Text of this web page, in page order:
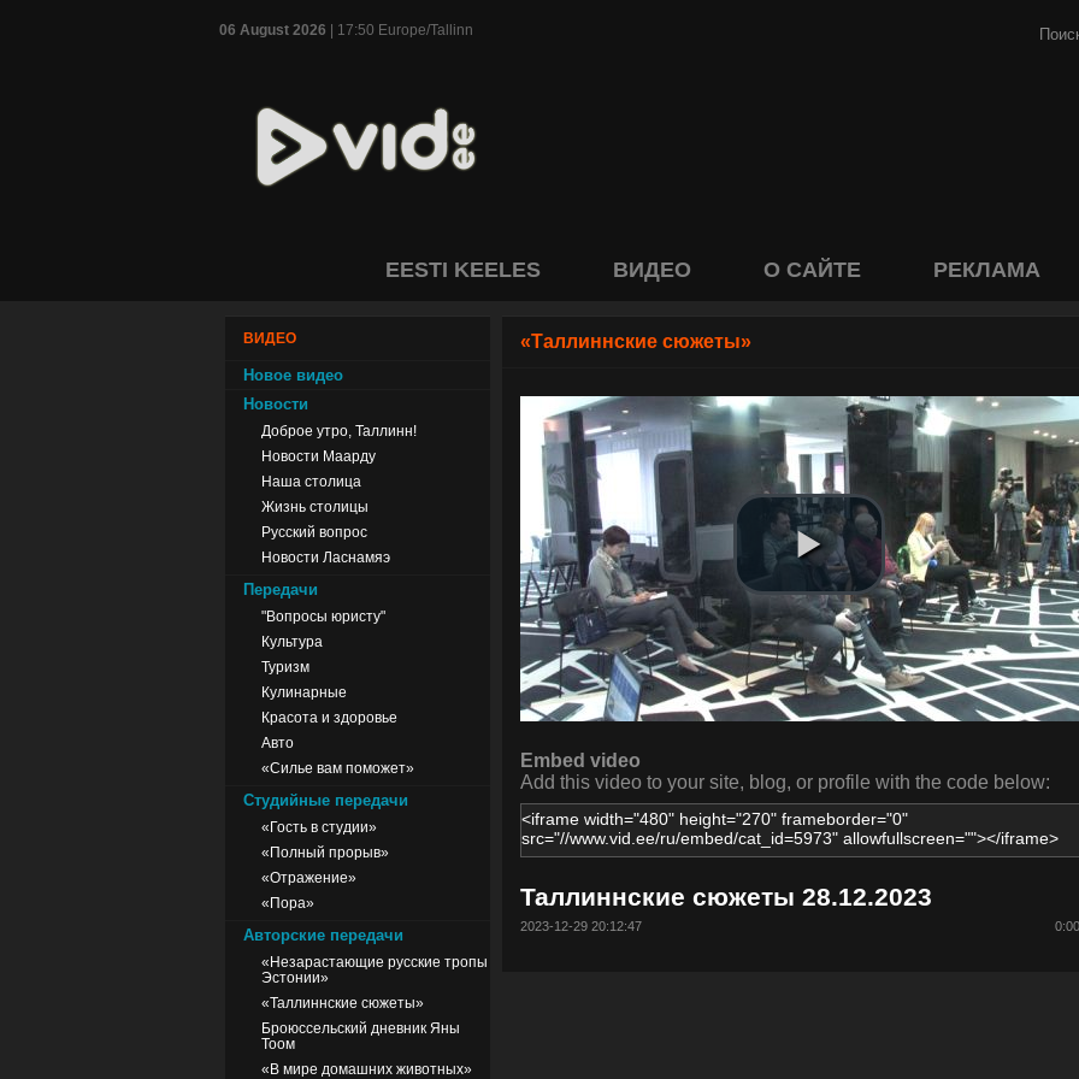
06 August 2026 | 17:50 Europe/Tallinn
EESTI KEELES ВИДЕО О САЙТЕ РЕКЛАМА
ВИДЕО
Новое видео
Новости
Доброе утро, Таллинн!
Новости Маарду
Наша столица
Жизнь столицы
Русский вопрос
Новости Ласнамяэ
Передачи
"Вопросы юристу"
Культура
Туризм
Кулинарные
Красота и здоровье
Авто
«Силье вам поможет»
Студийные передачи
«Гость в студии»
«Полный прорыв»
«Отражение»
«Пора»
Авторские передачи
«Незарастающие русские тропы
Эстонии»
«Таллиннские сюжеты»
Броюссельский дневник Яны
Тоом
«В мире домашних животных»
«Таллиннские сюжеты»
Embed video
Add this video to your site, blog, or profile with the code below:
Таллиннские сюжеты 28.12.2023
2023-12-29 20:12:47